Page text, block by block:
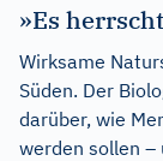
»Es
Wirksame
Süden. Der
darüber, wie
werden sollen –